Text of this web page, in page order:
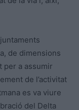
de dimensions
per a assumir
de l’activitat
es va viure
del Delta